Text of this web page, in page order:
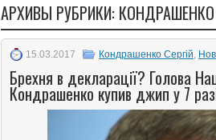
АРХИВЫ РУБРИКИ: КОНДРАШЕНКО
15.03.2017 Кондрашенко Сергій,
Брехня в декларації? Голова
Кондрашенко купив джип у 7